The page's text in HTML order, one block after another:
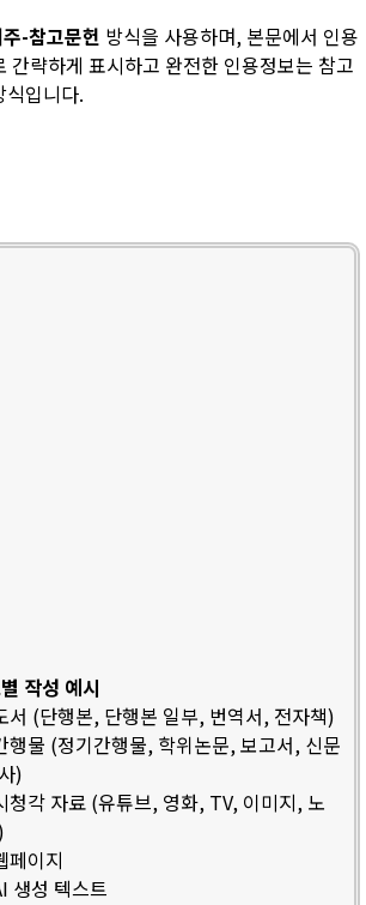
-참고문헌 방식을 사용하며, 본문에서 인용
간략하게 표시하고 완전한 인용정보는 참고
식입니다.
작성 예시
서 (단행본, 단행본 일부, 번역서, 전자책)
행물 (정기간행물, 학위논문, 보고서, 신문
)
청각 자료 (유튜브, 영화, TV, 이미지, 노
페이지
생성 텍스트